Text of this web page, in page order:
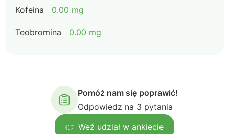
Kofeina 0.00 mg
Teobromina 0.00 mg
Pomóż nam się poprawić!
Odpowiedz na 3 pytania
👉 Weź udział w ankiecie